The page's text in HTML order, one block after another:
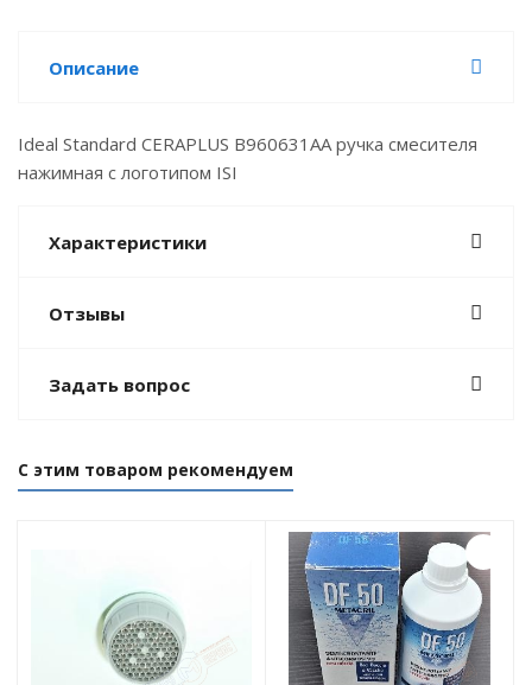
Описание
Ideal Standard CERAPLUS B960631AA ручка смесителя
нажимная с логотипом ISI
Характеристики
Отзывы
Задать вопрос
С этим товаром рекомендуем